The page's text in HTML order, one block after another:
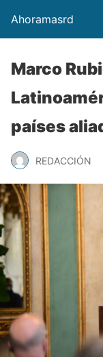
Ahoramasrd
Marco
países
REDACCIÓN